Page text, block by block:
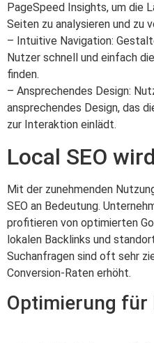
PageSpeed Insights, um die
Seiten zu analysieren und zu
– Intuitive Navigation:
Nutzer schnell und einfach
finden.
– Ansprechendes Design:
ansprechendes Design, das
zur Interaktion einlädt.
Local SEO
Mit der zunehmenden
SEO an Bedeutung.
profitieren von optimierten
lokalen Backlinks und
Suchanfragen sind oft sehr
Conversion-Raten erhöht.
Optimierung für